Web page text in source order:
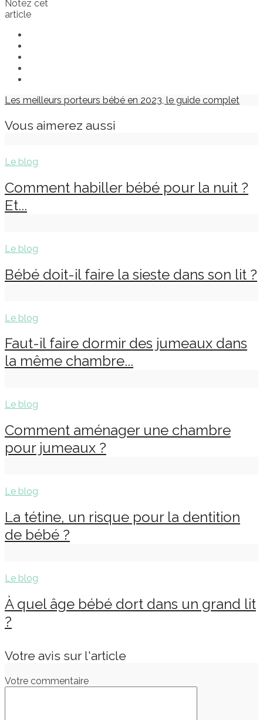
Notez cet
article
Les meilleurs porteurs bébé en 2023, le guide complet
Vous aimerez aussi
Le blog
Comment habiller bébé pour la nuit ?
Et...
Le blog
Bébé doit-il faire la sieste dans son lit ?
Le blog
Faut-il faire dormir des jumeaux dans
la même chambre...
Le blog
Comment aménager une chambre
pour jumeaux ?
Le blog
La tétine, un risque pour la dentition
de bébé ?
Le blog
À quel âge bébé dort dans un grand lit
?
Votre avis sur l'article
Votre commentaire